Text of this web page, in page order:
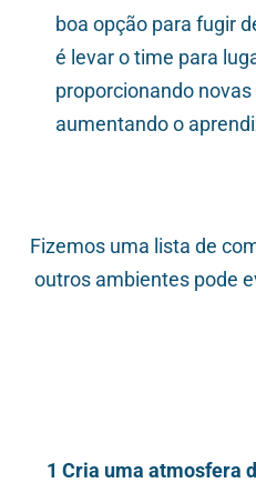
boa opção para fugir
é levar o time para
proporcionando
aumentando o
Fizemos uma lista de
outros ambientes pode
Cria uma atmosfera